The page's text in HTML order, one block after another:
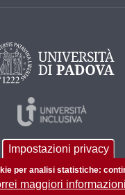
Impostazioni privacy
per analisi statistiche:
maggiori informazioni